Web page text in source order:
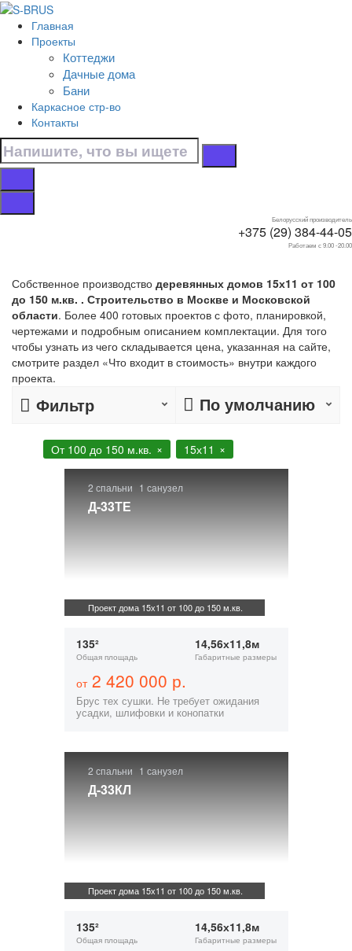
Перейти к контенту
Главная
Проекты
Коттеджи
Дачные дома
Бани
Каркасное стр-во
Контакты
Белорусский производитель
+375 (29) 384-44-05
Работаем с 9.00 -20.00
Главная
От 100 до 150 м.кв.
Дома от 100 до 150
м.кв. 15х11
Собственное производство деревянных домов 15х11 от 100
до 150 м.кв. . Строительство в Москве и Московской
области. Более 400 готовых проектов с фото, планировкой,
чертежами и подробным описанием комплектации. Для того
чтобы узнать из чего складывается цена, указанная на сайте,
смотрите раздел «Что входит в стоимость» внутри каждого
проекта.
Фильтр По умолчанию
От 100 до 150 м.кв. 15х11
2 спальни 1 санузел
Д-33ТЕ
Проект дома 15х11 от 100 до 150 м.кв.
135²
Общая площадь
14,56х11,8м
Габаритные размеры
от2 420 000 р.
Брус тех сушки. Не требует ожидания
усадки, шлифовки и конопатки
2 спальни 1 санузел
Д-33КЛ
Проект дома 15х11 от 100 до 150 м.кв.
135²
Общая площадь
14,56х11,8м
Габаритные размеры